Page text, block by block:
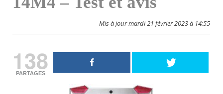
Mis à jour mardi 21 février 2023 à 14:55
138
PARTAGES